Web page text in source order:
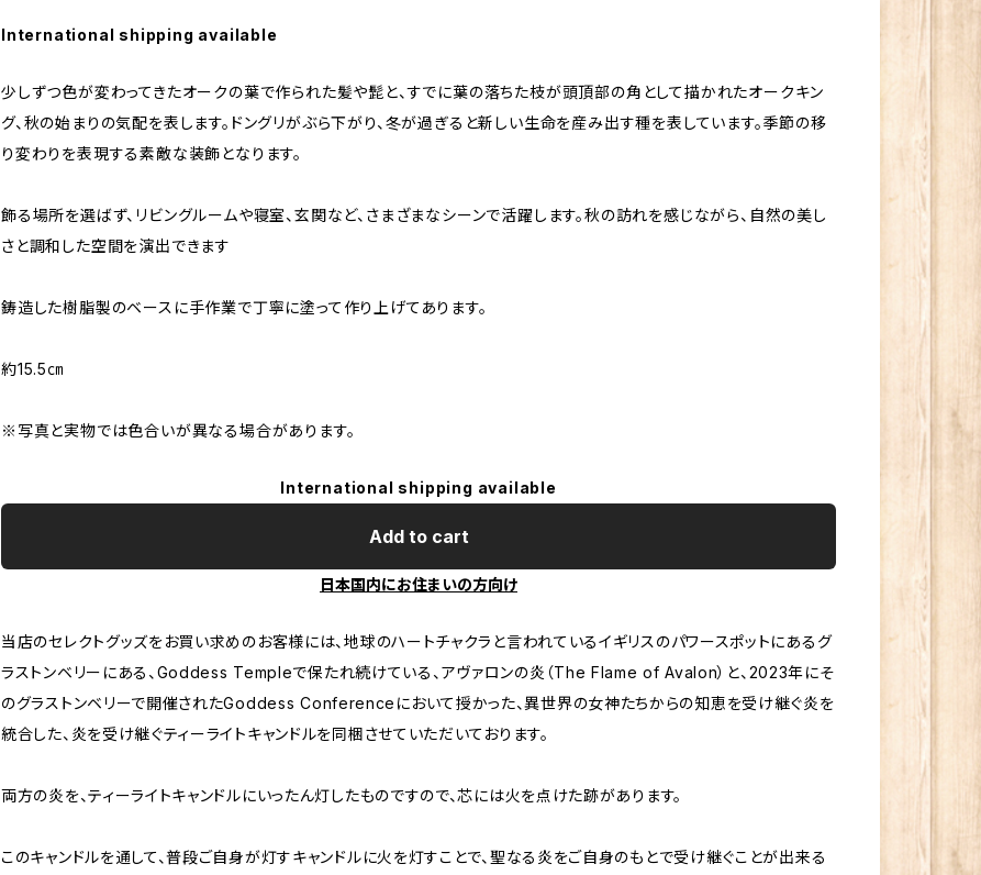
International shipping available
少しずつ色が変わってきたオークの葉で作られた髪や髭と、すでに葉の落ちた枝が頭頂部の角として描かれたオークキン
グ、秋の始まりの気配を表します。ドングリがぶら下がり、冬が過ぎると新しい生命を産み出す種を表しています。季節の移
り変わりを表現する素敵な装飾となります。
飾る場所を選ばず、リビングルームや寝室、玄関など、さまざまなシーンで活躍します。秋の訪れを感じながら、自然の美し
さと調和した空間を演出できます
鋳造した樹脂製のベースに手作業で丁寧に塗って作り上げてあります。
約15.5㎝
※写真と実物では色合いが異なる場合があります。
International shipping available
Add to cart
日本国内にお住まいの方向け
当店のセレクトグッズをお買い求めのお客様には、地球のハートチャクラと言われているイギリスのパワースポットにあるグ
ラストンベリーにある、Goddess Templeで保たれ続けている、アヴァロンの炎（The Flame of Avalon）と、2023年にそ
のグラストンベリーで開催されたGoddess Conferenceにおいて授かった、異世界の女神たちからの知恵を受け継ぐ炎を
統合した、炎を受け継ぐティーライトキャンドルを同梱させていただいております。
両方の炎を、ティーライトキャンドルにいったん灯したものですので、芯には火を点けた跡があります。
このキャンドルを通して、普段ご自身が灯すキャンドルに火を灯すことで、聖なる炎をご自身のもとで受け継ぐことが出来る